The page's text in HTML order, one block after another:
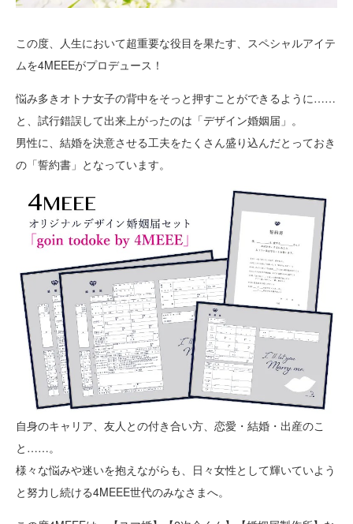
この度、人生において超重要な役目を果たす、スペシャルアイテ
ムを4MEEEがプロデュース！
悩み多きオトナ女子の背中をそっと押すことができるように……
と、試行錯誤して出来上がったのは「デザイン婚姻届」。
男性に、結婚を決意させる工夫をたくさん盛り込んだとっておき
の「誓約書」となっています。
自身のキャリア、友人との付き合い方、恋愛・結婚・出産のこ
と……。
様々な悩みや迷いを抱えながらも、日々女性として輝いていよう
と努力し続ける4MEEE世代のみなさまへ。